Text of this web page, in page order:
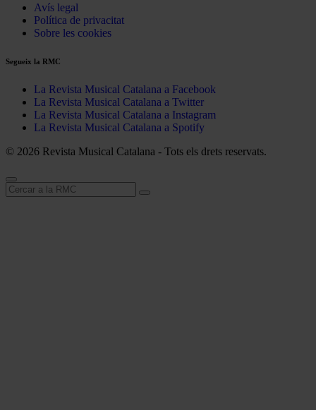
Avís legal
Política de privacitat
Sobre les cookies
Segueix la RMC
La Revista Musical Catalana a Facebook
La Revista Musical Catalana a Twitter
La Revista Musical Catalana a Instagram
La Revista Musical Catalana a Spotify
© 2026 Revista Musical Catalana - Tots els drets reservats.
Cerca